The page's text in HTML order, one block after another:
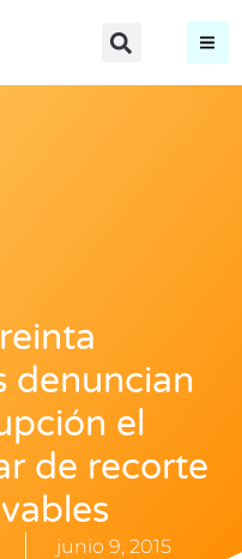
denuncian
el
de recorte
junio 9, 2015